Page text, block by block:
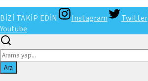
BİZİ TAKİP EDİN Instagram Twitter
Youtube
Ara